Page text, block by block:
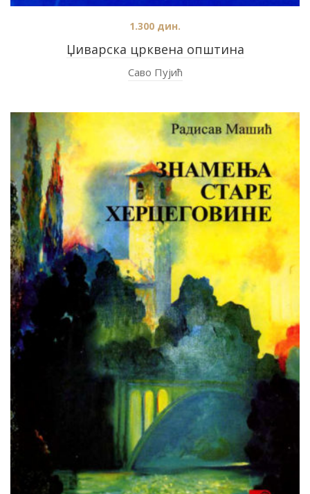
Џиварска црквена општина
1.300 дин.
Саво Пујић